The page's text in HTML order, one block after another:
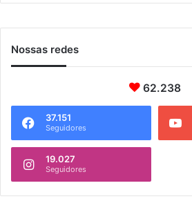
Nossas redes
62.238
37.151
Seguidores
19.027
Seguidores